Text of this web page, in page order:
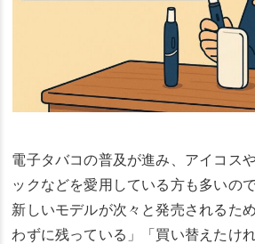
電子タバコの普及が進み、アイコス
ックなどを愛用している方も多いの
新しいモデルが次々と発売されるた
わずに残っている」「買い替えたけ